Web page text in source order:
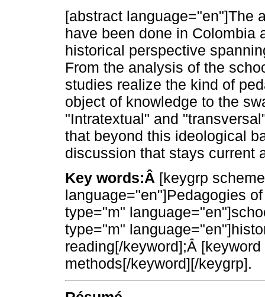
[abstract language="en"]The
have been done in Colombia
historical perspective
From the analysis of the
studies realize the kind of
object of knowledge to the
"Intratextual" and
that beyond this ideological
discussion that stays current
Key words:Â [keygrp
language="en"]Pedagogies
type="m"
type="m"
reading[/keyword];Â
methods[/keyword][/keygrp].